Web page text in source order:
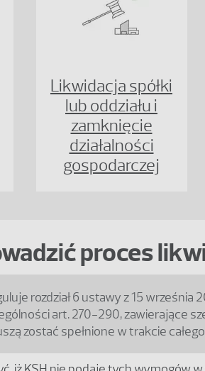
Likwidacja spółki
lub oddziału i
zamknięcie
działalności
gospodarczej
proces
rozdział 6 ustawy z 15 września
art. 270-290, zawierające
zostać spełnione w trakcie